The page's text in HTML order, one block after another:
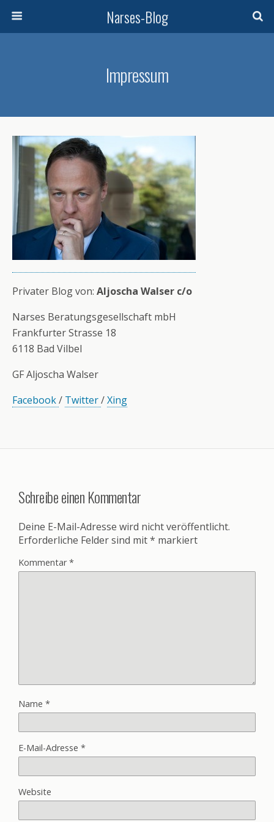
Narses-Blog
Impressum
Privater Blog von: Aljoscha Walser c/o
Narses Beratungsgesellschaft mbH
Frankfurter Strasse 18
6118 Bad Vilbel
GF Aljoscha Walser
Facebook/ Twitter/Xing
Schreibe einen Kommentar
Deine E-Mail-Adresse wird nicht veröffentlicht.
Erforderliche Felder sind mit* markiert
Kommentar*
Name *
E-Mail-Adresse *
Website